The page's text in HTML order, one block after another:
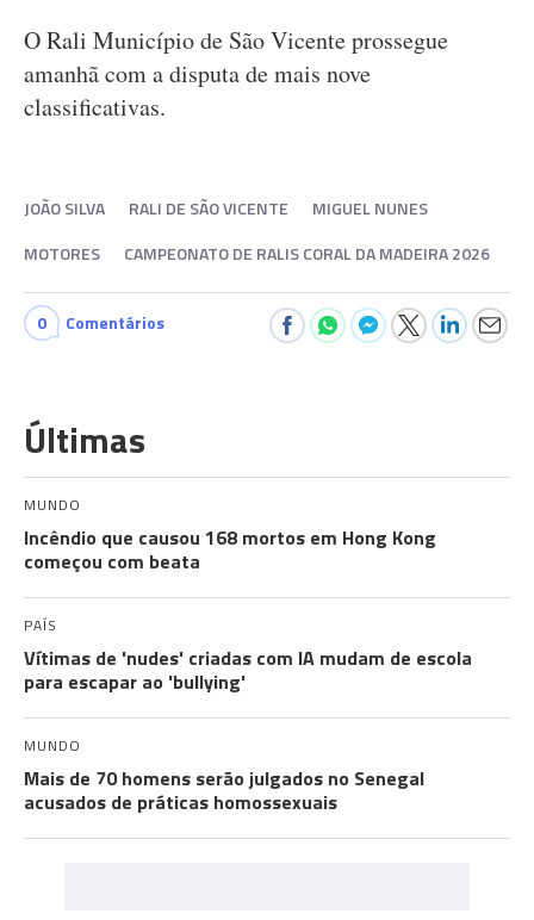
O Rali Município de São Vicente prossegue
amanhã com a disputa de mais nove
classificativas.
JOÃO SILVA RALI DE SÃO VICENTE
MIGUEL NUNES
MOTORES
CAMPEONATO DE RALIS CORAL DA MADEIRA 2026
0 Comentários
Últimas
MUNDO
Incêndio que causou 168 mortos em Hong Kong
começou com beata
PAÍS
Vítimas de 'nudes' criadas com IA mudam de escola
para escapar ao 'bullying'
MUNDO
Mais de 70 homens serão julgados no Senegal
acusados de práticas homossexuais